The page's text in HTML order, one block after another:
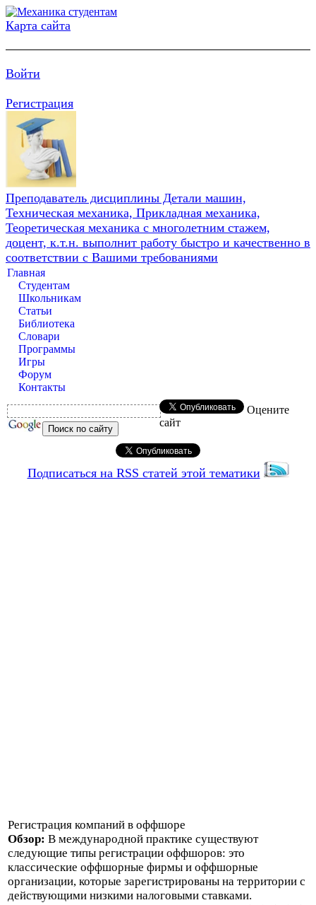
Карта сайта
Войти
Регистрация
Преподаватель дисциплины Детали машин,
Техническая механика, Прикладная механика,
Теоретическая механика с многолетним стажем,
доцент, к.т.н. выполнит работу быстро и качественно в
соответствии с Вашими требованиями
Главная
Студентам
Школьникам
Статьи
Библиотека
Словари
Программы
Игры
Форум
Контакты
Оцените
сайт
Подписаться на RSS статей этой тематики
Регистрация компаний в оффшоре
Обзор: В международной практике существуют
следующие типы регистрации оффшоров: это
классические оффшорные фирмы и оффшорные
организации, которые зарегистрированы на территории с
действующими низкими налоговыми ставками.